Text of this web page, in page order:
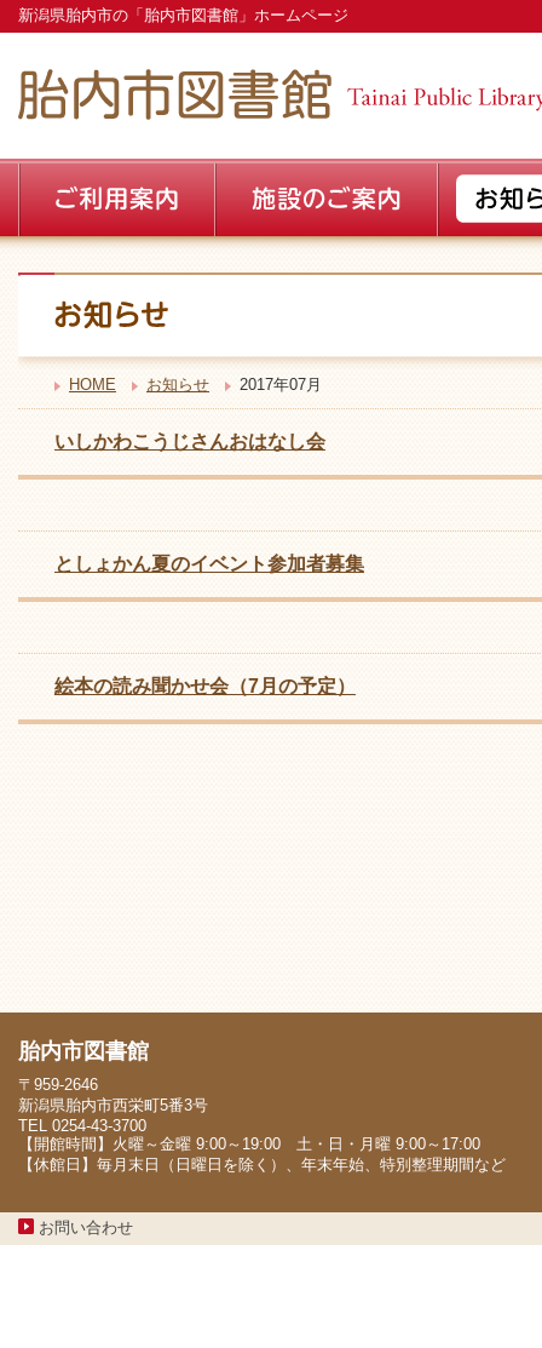
新潟県胎内市の「胎内市図書館」ホームページ
HOME お知らせ 2017年07月
いしかわこうじさんおはなし会
としょかん夏のイベント参加者募集
絵本の読み聞かせ会（7月の予定）
胎内市図書館
〒959-2646
新潟県胎内市西栄町5番3号
TEL 0254-43-3700
【開館時間】火曜～金曜 9:00～19:00 土・日・月曜 9:00～17:00
【休館日】毎月末日（日曜日を除く）、年末年始、特別整理期間など
お問い合わせ